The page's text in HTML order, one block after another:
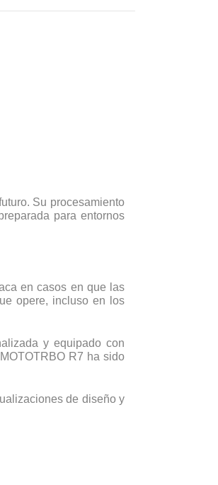
Su procesamiento
para entornos
en casos en que las
opere, incluso en los
y equipado con
R7 ha sido
de diseño y